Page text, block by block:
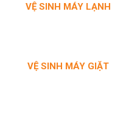
VỆ SINH MÁY LẠNH
VỆ SINH MÁY GIẶT